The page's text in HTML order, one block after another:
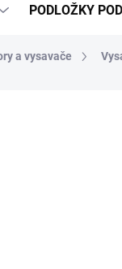
PODLOŽKY
a vysavače